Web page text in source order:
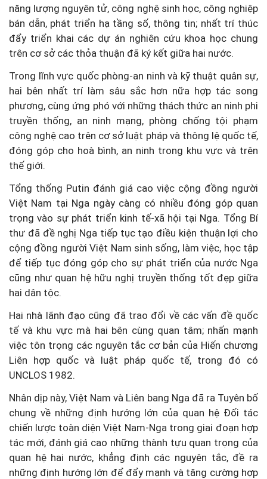
năng lượng nguyên tử, công nghệ sinh học, công nghiệp
bán dẫn, phát triển hạ tầng số, thông tin; nhất trí thúc
đẩy triển khai các dự án nghiên cứu khoa học chung
trên cơ sở các thỏa thuận đã ký kết giữa hai nước.
Trong lĩnh vực quốc phòng-an ninh và kỹ thuật quân sự,
hai bên nhất trí làm sâu sắc hơn nữa hợp tác song
phương, cùng ứng phó với những thách thức an ninh phi
truyền thống, an ninh mạng, phòng chống tội phạm
công nghệ cao trên cơ sở luật pháp và thông lệ quốc tế,
đóng góp cho hoà bình, an ninh trong khu vực và trên
thế giới.
Tổng thống Putin đánh giá cao việc cộng đồng người
Việt Nam tại Nga ngày càng có nhiều đóng góp quan
trọng vào sự phát triển kinh tế-xã hội tại Nga. Tổng Bí
thư đã đề nghị Nga tiếp tục tạo điều kiện thuận lợi cho
cộng đồng người Việt Nam sinh sống, làm việc, học tập
để tiếp tục đóng góp cho sự phát triển của nước Nga
cũng như quan hệ hữu nghị truyền thống tốt đẹp giữa
hai dân tộc.
Hai nhà lãnh đạo cũng đã trao đổi về các vấn đề quốc
tế và khu vực mà hai bên cùng quan tâm; nhấn mạnh
việc tôn trọng các nguyên tắc cơ bản của Hiến chương
Liên hợp quốc và luật pháp quốc tế, trong đó có
UNCLOS 1982.
Nhân dịp này, Việt Nam và Liên bang Nga đã ra Tuyên bố
chung về những định hướng lớn của quan hệ Đối tác
chiến lược toàn diện Việt Nam-Nga trong giai đoạn hợp
tác mới, đánh giá cao những thành tựu quan trọng của
quan hệ hai nước, khẳng định các nguyên tắc, đề ra
những định hướng lớn để đẩy mạnh và tăng cường hợp